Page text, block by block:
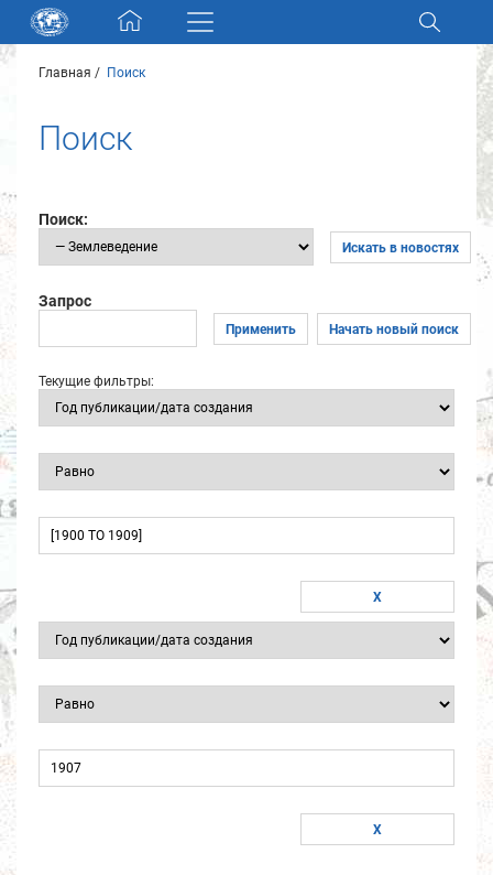
Skip navigation
Разделы и коллекции
Электронный каталог
Новости
Партнеры
Найти
Главная Поиск
Поиск
Поиск:
Искать в новостях
Запрос
Применить Начать новый поиск
Текущие фильтры: